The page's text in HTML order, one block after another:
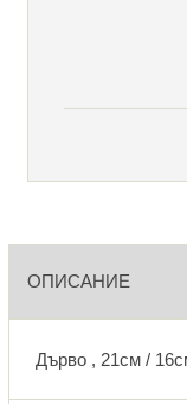
ОПИСАНИЕ
Дърво , 21см /